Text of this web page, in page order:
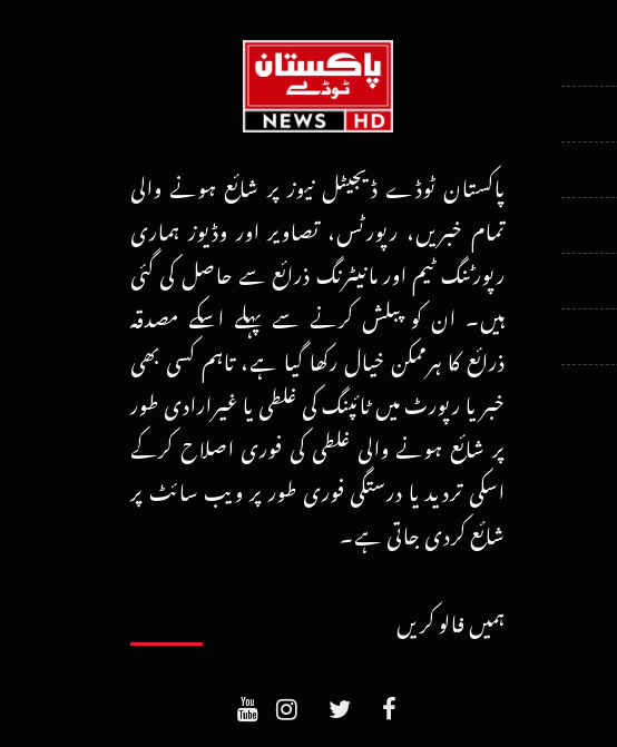
پاکستان ٹوڈے ڈیجیٹل نیوز پر شائع ہونے والی
تمام خبریں، رپورٹس، تصاویر اور وڈیوز ہماری
رپورٹنگ ٹیم اور مانیٹرنگ ذرائع سے حاصل کی گئی
ہیں۔ ان کو پبلش کرنے سے پہلے اسکے مصدقہ
ذرائع کا ہرممکن خیال رکھا گیا ہے، تاہم کسی بھی
خبر یا رپورٹ میں ٹائپنگ کی غلطی یا غیرارادی طور
پر شائع ہونے والی غلطی کی فوری اصلاح کرکے
اسکی تردید یا درستگی فوری طور پر ویب سائٹ پر
شائع کردی جاتی ہے۔
ہمیں فالو کریں